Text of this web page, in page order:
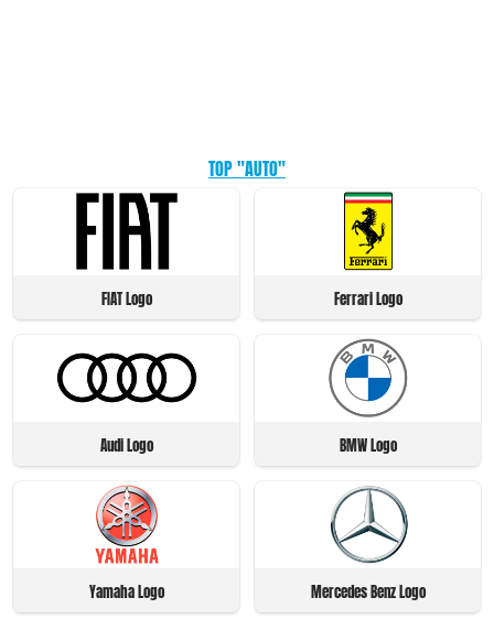
TOP "AUTO"
FIAT Logo Ferrari Logo
Audi Logo BMW Logo
Yamaha Logo Mercedes Benz Logo